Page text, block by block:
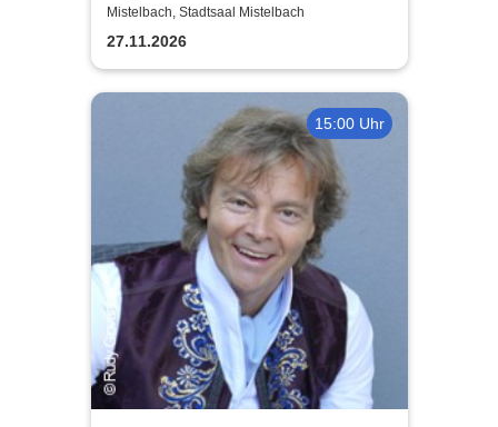
Christmas
Mistelbach, Stadtsaal Mistelbach
27.11.2026
15:00 Uhr